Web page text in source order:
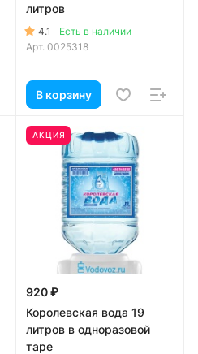
литров
4.1
Есть в наличии
Арт. 0025318
В корзину
АКЦИЯ
920 ₽
Королевская вода 19
литров в одноразовой
таре